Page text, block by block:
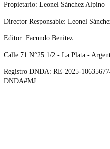
Propietario: Leonel Sánchez Alpino
Director Responsable: Leonel
Editor: Facundo Benitez
Calle 71 N°25 1/2 - La Plata -
Registro DNDA: RE-2025-
DNDA#MJ